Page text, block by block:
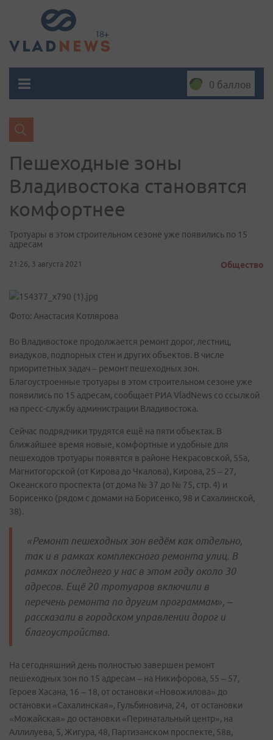
0 баллов
Пешеходные зоны
Владивостока становятся
комфортнее
Тротуары в этом строительном сезоне уже появились по 15
адресам
21:26, 3 августа 2021 Общество
Фото: Анастасия Котлярова
Во Владивостоке продолжается ремонт дорог, лестниц,
виадуков, подпорных стен и других объектов. В числе
приоритетных задач – ремонт пешеходных зон.
Благоустроенные тротуары в этом строительном сезоне уже
появились по 15 адресам, сообщает РИА VladNews со ссылкой
на пресс-службу администрации Владивостока.
Сейчас подрядчики трудятся ещё на пяти объектах. В
ближайшее время новые, комфортные и удобные для
пешеходов тротуары появятся в районе Некрасовской, 55а,
Магнитогорской (от Кирова до Чкалова), Кирова, 25 – 27,
Океанского проспекта (от дома № 37 до № 75, стр. 4) и
Борисенко (рядом с домами на Борисенко, 98 и Сахалинской,
38).
«Ремонт пешеходных зон ведём как отдельно,
так и в рамках комплексного ремонта улиц. В
рамках последнего у нас в этом году около 30
адресов. Ещё 20 тротуаров включили в
перечень ремонта по другим программам», –
рассказали в городском управлении дорог и
благоустройства.
На сегодняшний день полностью завершен ремонт
пешеходных зон по 15 адресам – на Никифорова, 55 – 57,
Героев Хасана, 16 – 18, от остановки «Новожилова» до
остановки «Сахалинская», Гульбиновича, 24, от остановки
«Можайская» до остановки «Перинатальный центр», на
Аллилуева, 5, Жигура, 48, Партизанском проспекте, 58в,